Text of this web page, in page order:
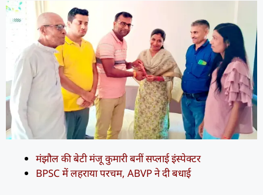
मंझौल की बेटी मंजू कुमारी बनीं सप्लाई इंस्पेक्टर
BPSC में लहराया परचम, ABVP ने दी बधाई